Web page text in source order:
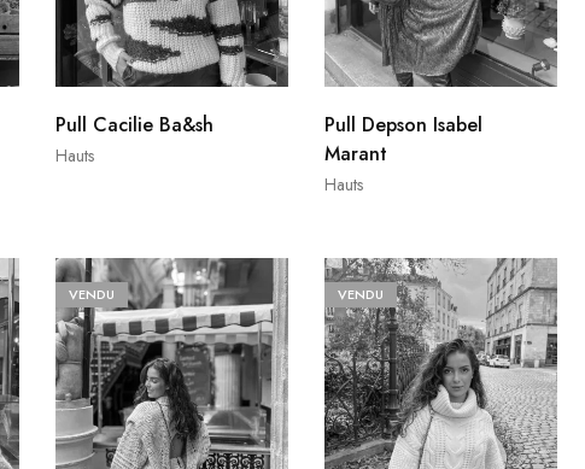
Hauts
Pull Cacilie Ba&sh
Hauts
Pull Depson Isabel
Marant
VENDU VENDU